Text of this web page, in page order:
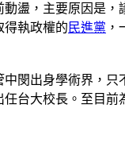
盪，主要原因是
得執政權的 民進黨 ，
閔出身學術界，
台大校長。至目